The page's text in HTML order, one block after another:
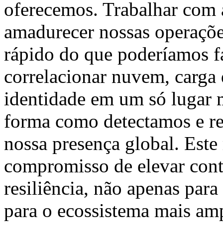
oferecemos. Trabalhar
amadurecer nossas
rápido do que poderíamos
correlacionar nuvem,
identidade em um só lugar
forma como detectamos e
nossa presença global.
compromisso de elevar
resiliência, não apenas
para o ecossistema mais